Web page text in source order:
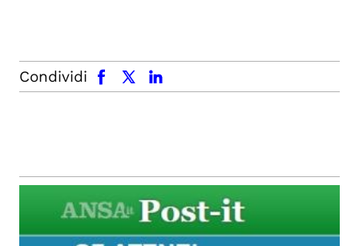
Condividi
facebook x.com linkedin